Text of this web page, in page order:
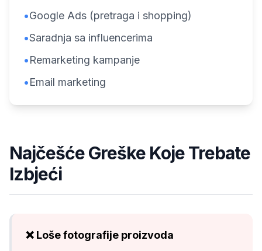
•Google Ads (pretraga i shopping)
•Saradnja sa influencerima
•Remarketing kampanje
•Email marketing
Najčešće Greške Koje Trebate
Izbjeći
❌ Loše fotografije proizvoda